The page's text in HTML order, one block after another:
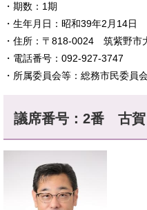
​・期数：1期
・生年月日：昭和39年2月14日
・住所：〒818-0024 筑紫野市
・電話番号：092-927-3747
・所属委員会等：総務市民委員
議席番号：2番 古